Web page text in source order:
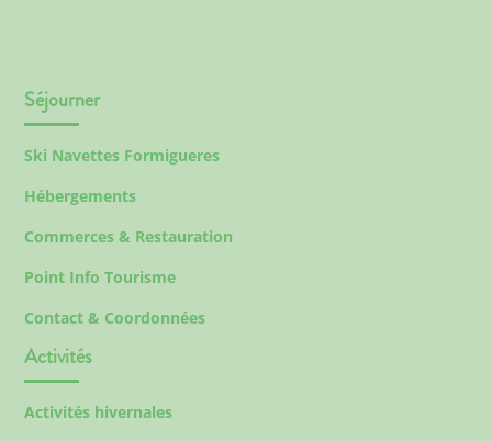
Séjourner
Ski Navettes Formigueres
Hébergements
Commerces & Restauration
Point Info Tourisme
Contact & Coordonnées
Activités
Activités hivernales